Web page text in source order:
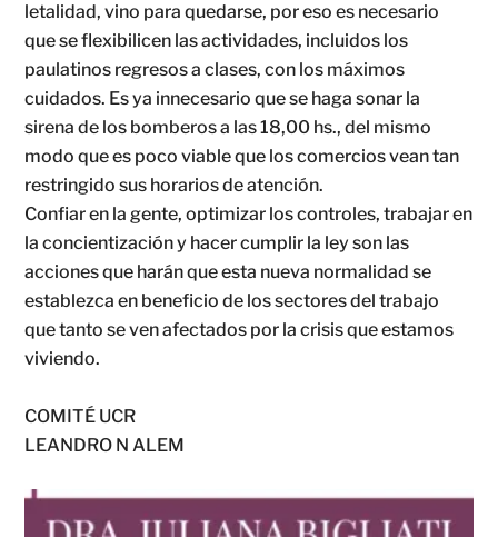
letalidad, vino para quedarse, por eso es necesario
que se flexibilicen las actividades, incluidos los
paulatinos regresos a clases, con los máximos
cuidados. Es ya innecesario que se haga sonar la
sirena de los bomberos a las 18,00 hs., del mismo
modo que es poco viable que los comercios vean tan
restringido sus horarios de atención.
Confiar en la gente, optimizar los controles, trabajar en
la concientización y hacer cumplir la ley son las
acciones que harán que esta nueva normalidad se
establezca en beneficio de los sectores del trabajo
que tanto se ven afectados por la crisis que estamos
viviendo.
COMITÉ UCR
LEANDRO N ALEM